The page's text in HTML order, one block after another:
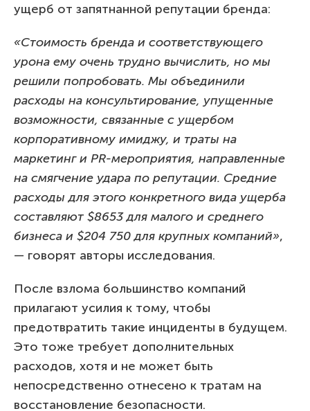
ущерб от запятнанной репутации бренда:
«Стоимость бренда и соответствующего
урона ему очень трудно вычислить, но мы
решили попробовать. Мы объединили
расходы на консультирование, упущенные
возможности, связанные с ущербом
корпоративному имиджу, и траты на
маркетинг и PR-мероприятия, направленные
на смягчение удара по репутации. Средние
расходы для этого конкретного вида ущерба
составляют $8653 для малого и среднего
бизнеса и $204 750 для крупных компаний»,
— говорят авторы исследования.
После взлома большинство компаний
прилагают усилия к тому, чтобы
предотвратить такие инциденты в будущем.
Это тоже требует дополнительных
расходов, хотя и не может быть
непосредственно отнесено к тратам на
восстановление безопасности.